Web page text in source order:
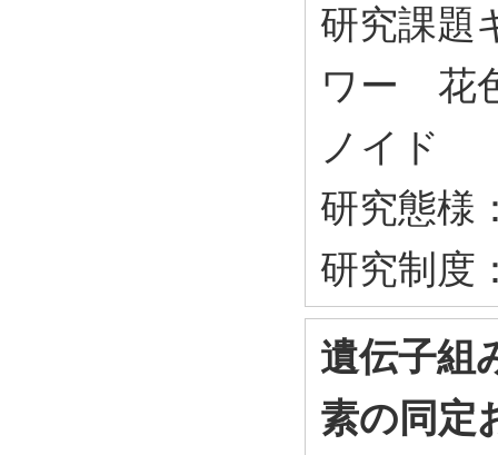
研究課題
ワー 花
ノイド
研究態様
研究制度
遺伝子組
素の同定